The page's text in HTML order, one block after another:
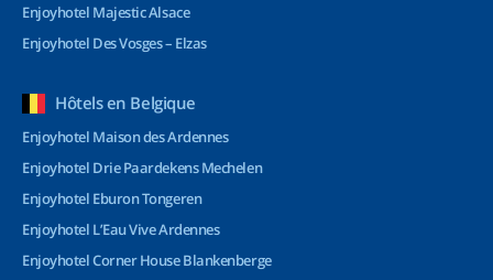
Enjoyhotel Majestic Alsace
Enjoyhotel Des Vosges – Elzas
Hôtels en Belgique
Enjoyhotel Maison des Ardennes
Enjoyhotel Drie Paardekens Mechelen
Enjoyhotel Eburon Tongeren
Enjoyhotel L’Eau Vive Ardennes
Enjoyhotel Corner House Blankenberge